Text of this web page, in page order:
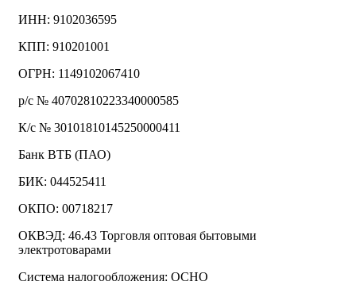
ИНН: 9102036595
КПП: 910201001
ОГРН: 1149102067410
р/с № 40702810223340000585
К/с № 30101810145250000411
Банк ВТБ (ПАО)
БИК: 044525411
ОКПО: 00718217
ОКВЭД: 46.43 Торговля оптовая бытовыми
электротоварами
Система налогообложения: ОСНО